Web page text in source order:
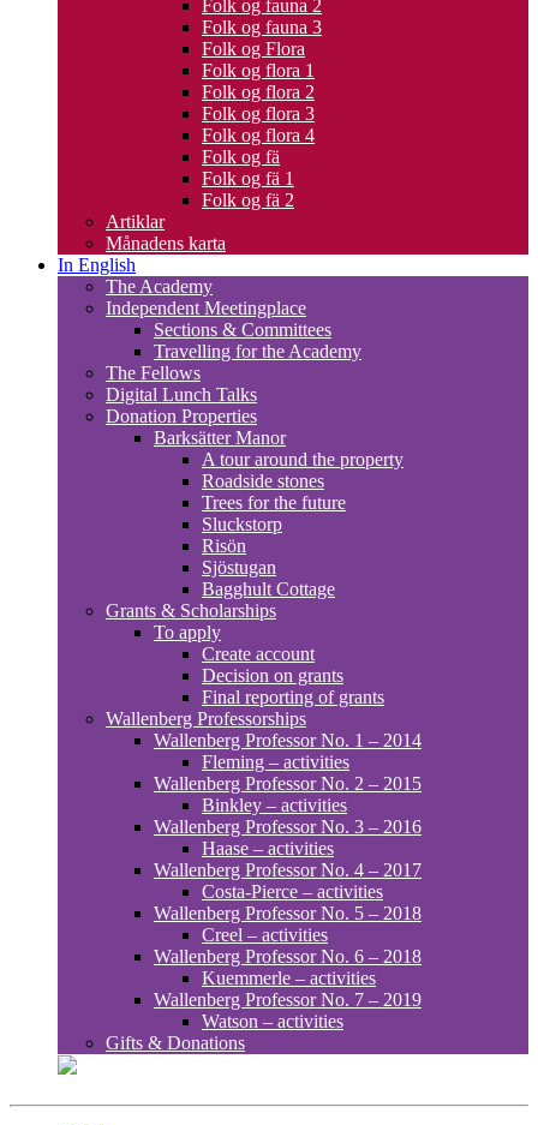
Folk og fauna 2
Folk og fauna 3
Folk og Flora
Folk og flora 1
Folk og flora 2
Folk og flora 3
Folk og flora 4
Folk og fä
Folk og fä 1
Folk og fä 2
Artiklar
Månadens karta
In English
The Academy
Independent Meetingplace
Sections & Committees
Travelling for the Academy
The Fellows
Digital Lunch Talks
Donation Properties
Barksätter Manor
A tour around the property
Roadside stones
Trees for the future
Sluckstorp
Risön
Sjöstugan
Bagghult Cottage
Grants & Scholarships
To apply
Create account
Decision on grants
Final reporting of grants
Wallenberg Professorships
Wallenberg Professor No. 1 – 2014
Fleming – activities
Wallenberg Professor No. 2 – 2015
Binkley – activities
Wallenberg Professor No. 3 – 2016
Haase – activities
Wallenberg Professor No. 4 – 2017
Costa-Pierce – activities
Wallenberg Professor No. 5 – 2018
Creel – activities
Wallenberg Professor No. 6 – 2018
Kuemmerle – activities
Wallenberg Professor No. 7 – 2019
Watson – activities
Gifts & Donations